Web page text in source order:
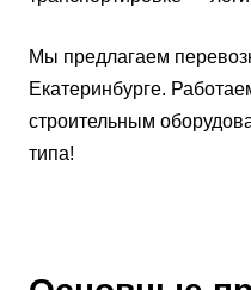
Мы предлагаем
Екатеринбурге.
строительным
типа!